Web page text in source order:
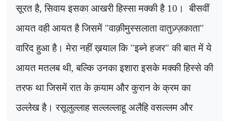
सूरत है, सिवाय इसका आखरी हिस्सा मक्की है 10 ।
बीसवीं
आयत वही आयत है जिसमें "वाक़ीमुस्सलाता वातुज़्ज़काता"
वारिद हुआ है। मेरा नहीं ख़याल कि "इब्ने हजर" की बात में ये
आयत मतलब थी,बल्कि उनका इशारा इसके मक्की हिस्से की
तरफ था जिसमें रात के क़याम और कुरान के क्रम का
उल्लेख है। रसूलुल्लाह सल्लल्लाहू अलैहि वसल्लम और